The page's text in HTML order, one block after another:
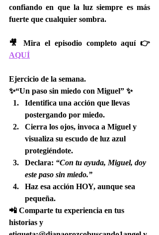
confiando en que la luz siempre es más
fuerte que cualquier sombra.
AQUÍ
Ejercicio de la semana.
✨“Un paso sin miedo con Miguel” ✨
Identifica una acción que llevas
postergando por miedo.
Cierra los ojos, invoca a Miguel y
visualiza su escudo de luz azul
protegiéndote.
Declara: “Con tu ayuda, Miguel, doy
este paso sin miedo.”
Haz esa acción HOY, aunque sea
pequeña.
📲 Comparte tu experiencia en tus
historias y